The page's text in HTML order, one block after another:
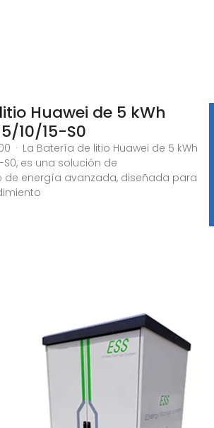
Huawei de 5 kWh
10/15-S0
· La Batería de litio Huawei de 5 kWh
S0, es una solución de
energía avanzada, diseñada para